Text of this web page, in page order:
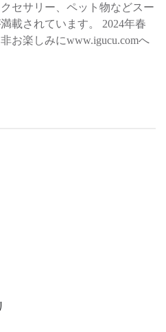
セサリー、ペット物などスー
載されています。 2024年春
お楽しみにwww.igucu.comへ